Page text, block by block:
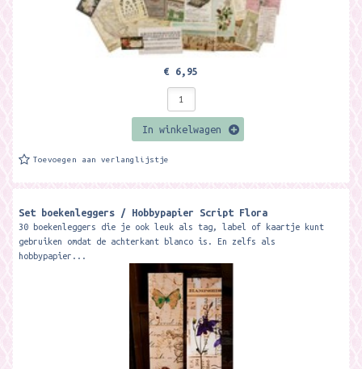
€ 6,95
In winkelwagen
Toevoegen aan verlanglijstje
Set boekenleggers / Hobbypapier Script Flora
30 boekenleggers die je ook leuk als tag, label of kaartje kunt
gebruiken omdat de achterkant blanco is. En zelfs als
hobbypapier...